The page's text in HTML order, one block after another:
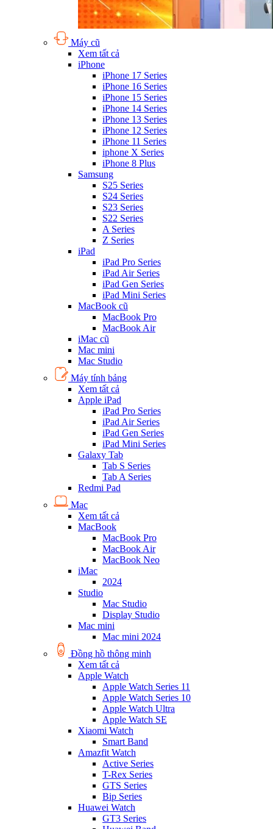
Máy cũ
Xem tất cả
iPhone
iPhone 17 Series
iPhone 16 Series
iPhone 15 Series
iPhone 14 Series
iPhone 13 Series
iPhone 12 Series
iPhone 11 Series
iphone X Series
iPhone 8 Plus
Samsung
S25 Series
S24 Series
S23 Series
S22 Series
A Series
Z Series
iPad
iPad Pro Series
iPad Air Series
iPad Gen Series
iPad Mini Series
MacBook cũ
MacBook Pro
MacBook Air
iMac cũ
Mac mini
Mac Studio
Máy tính bảng
Xem tất cả
Apple iPad
iPad Pro Series
iPad Air Series
iPad Gen Series
iPad Mini Series
Galaxy Tab
Tab S Series
Tab A Series
Redmi Pad
Mac
Xem tất cả
MacBook
MacBook Pro
MacBook Air
MacBook Neo
iMac
2024
Studio
Mac Studio
Display Studio
Mac mini
Mac mini 2024
Đồng hồ thông minh
Xem tất cả
Apple Watch
Apple Watch Series 11
Apple Watch Series 10
Apple Watch Ultra
Apple Watch SE
Xiaomi Watch
Smart Band
Amazfit Watch
Active Series
T-Rex Series
GTS Series
Bip Series
Huawei Watch
GT3 Series